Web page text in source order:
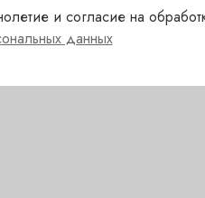
и согласие на
данных